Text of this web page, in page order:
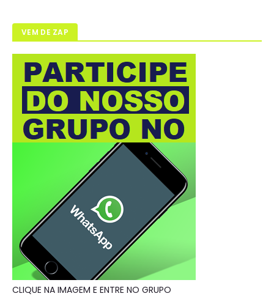
VEM DE ZAP
CLIQUE NA IMAGEM E ENTRE NO GRUPO